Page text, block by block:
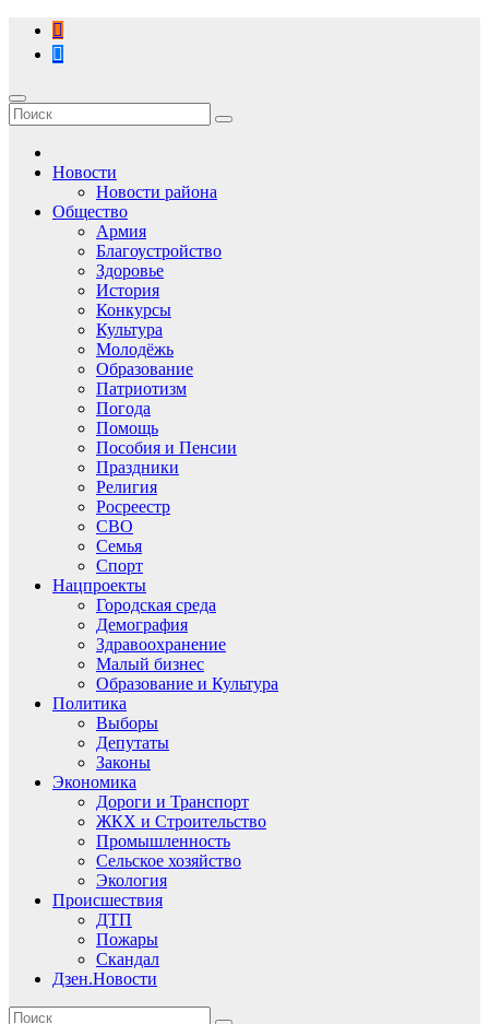
Перейти
содержимому
Новости
Новости района
Общество
Армия
Благоустройство
Здоровье
История
Конкурсы
Культура
Молодёжь
Образование
Патриотизм
Погода
Помощь
Пособия и Пенсии
Праздники
Религия
Росреестр
СВО
Семья
Спорт
Нацпроекты
Городская среда
Демография
Здравоохранение
Малый бизнес
Образование и Культура
Политика
Выборы
Депутаты
Законы
Экономика
Дороги и Транспорт
ЖКХ и Строительство
Промышленность
Сельское хозяйство
Экология
Происшествия
ДТП
Пожары
Скандал
Дзен.Новости